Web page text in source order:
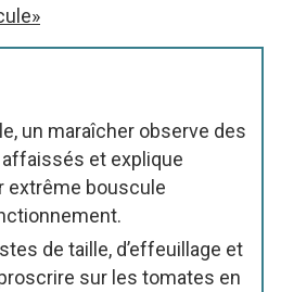
un maraîcher observe des
et explique
extrême bouscule
de taille, d’effeuillage et
sur les tomates en